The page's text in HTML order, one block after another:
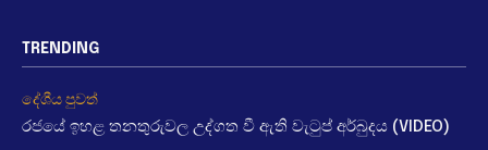
TRENDING
දේශීය පුවත්
රජයේ ඉහළ තනතුරුවල උද්ගත වී ඇති වැටුප් අර්බුදය (VIDEO)